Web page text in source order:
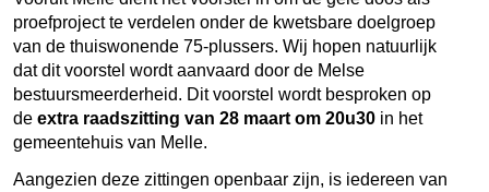
proefproject te verdelen onder de kwetsbare doelgroep
van de thuiswonende 75-plussers. Wij hopen natuurlijk
dat dit voorstel wordt aanvaard door de Melse
bestuursmeerderheid. Dit voorstel wordt besproken op
de extra raadszitting van 28 maart om 20u30 in het
gemeentehuis van Melle.
Aangezien deze zittingen openbaar zijn, is iedereen van